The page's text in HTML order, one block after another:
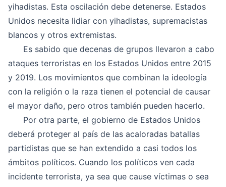
yihadistas. Esta oscilación debe detenerse. Estados
Unidos necesita lidiar con yihadistas, supremacistas
blancos y otros extremistas.
Es sabido que decenas de grupos llevaron a cabo
ataques terroristas en los Estados Unidos entre 2015
y 2019. Los movimientos que combinan la ideología
con la religión o la raza tienen el potencial de causar
el mayor daño, pero otros también pueden hacerlo.
Por otra parte, el gobierno de Estados Unidos
deberá proteger al país de las acaloradas batallas
partidistas que se han extendido a casi todos los
ámbitos políticos. Cuando los políticos ven cada
incidente terrorista, ya sea que cause víctimas o sea